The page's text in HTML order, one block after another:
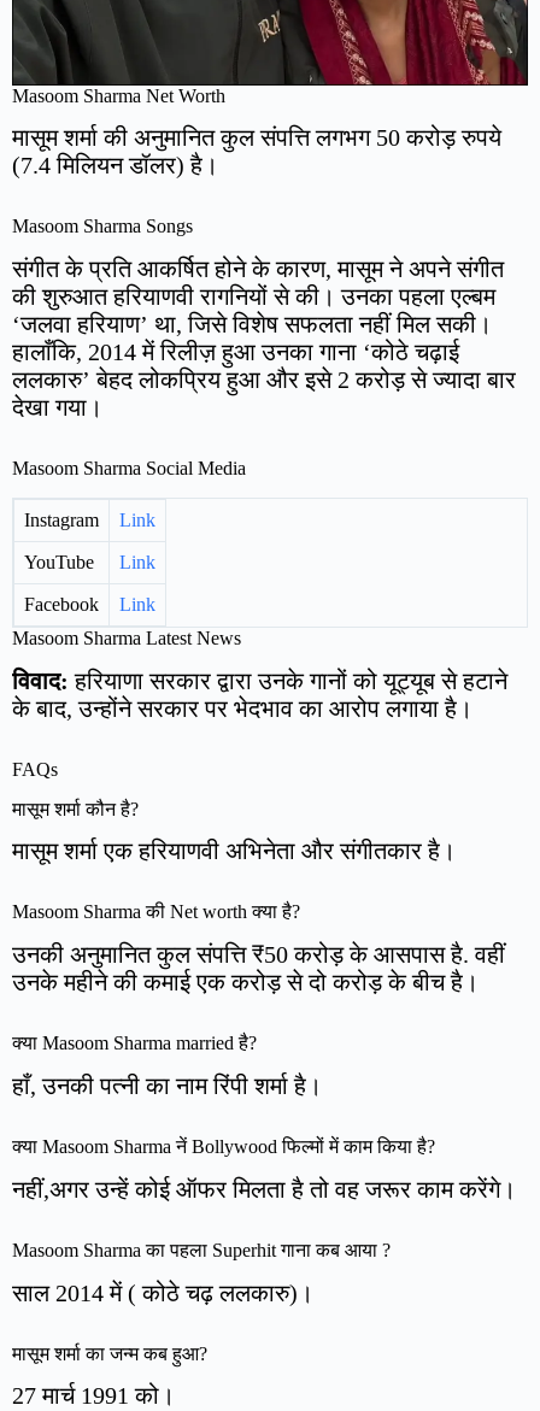
Masoom Sharma Net Worth
मासूम शर्मा की अनुमानित कुल संपत्ति लगभग 50 करोड़ रुपये
(7.4 मिलियन डॉलर) है।
Masoom Sharma Songs
संगीत के प्रति आकर्षित होने के कारण, मासूम ने अपने संगीत
की शुरुआत हरियाणवी रागनियों से की। उनका पहला एल्बम
‘जलवा हरियाण’ था, जिसे विशेष सफलता नहीं मिल सकी।
हालाँकि, 2014 में रिलीज़ हुआ उनका गाना ‘कोठे चढ़ाई
ललकारु’ बेहद लोकप्रिय हुआ और इसे 2 करोड़ से ज्यादा बार
देखा गया।
Masoom Sharma Social Media
Instagram Link
YouTube Link
Facebook
Link
Masoom Sharma Latest News
विवाद: हरियाणा सरकार द्वारा उनके गानों को यूट्यूब से हटाने
के बाद, उन्होंने सरकार पर भेदभाव का आरोप लगाया है।
FAQs
मासूम शर्मा कौन है?
मासूम शर्मा एक हरियाणवी अभिनेता और संगीतकार है।
Masoom Sharma की Net worth क्या है?
उनकी अनुमानित कुल संपत्ति ₹50 करोड़ के आसपास है. वहीं
उनके महीने की कमाई एक करोड़ से दो करोड़ के बीच है।
क्या Masoom Sharma married है?
हाँ, उनकी पत्नी का नाम रिंपी शर्मा है।
क्या Masoom Sharma नें Bollywood फिल्मों में काम किया है?
नहीं,अगर उन्हें कोई ऑफर मिलता है तो वह जरूर काम करेंगे।
Masoom Sharma का पहला Superhit गाना कब आया ?
साल 2014 में ( कोठे चढ़ ललकारु)।
मासूम शर्मा का जन्म कब हुआ?
27 मार्च 1991 को।